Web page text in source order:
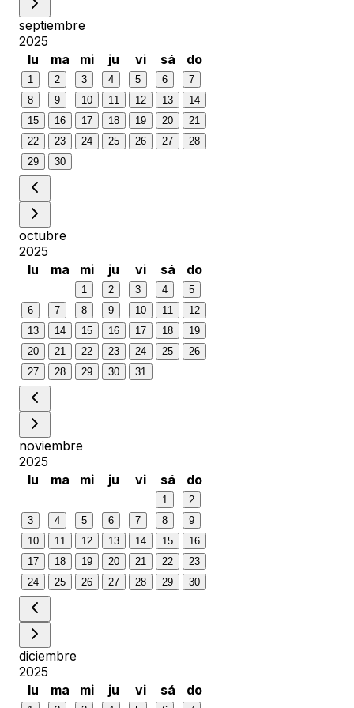
septiembre
2025
lu
ma mi ju vi sá do
1 2 3 4 5 6
7
8
9 10 11 12 13
14
15
16 17 18 19 20
21
22
23 24 25 26 27
28
29
30
octubre
2025
lu
ma mi ju vi sá do
1 2 3 4
5
6
7 8 9 10 11
12
13
14 15 16 17 18
19
20
21 22 23 24 25
26
27
28 29 30 31
noviembre
2025
lu
ma mi ju vi sá do
1
2
3
4 5 6 7 8
9
10
11 12 13 14 15
16
17
18 19 20 21 22
23
24
25 26 27 28 29 30
diciembre
2025
lu
ma mi ju vi sá do